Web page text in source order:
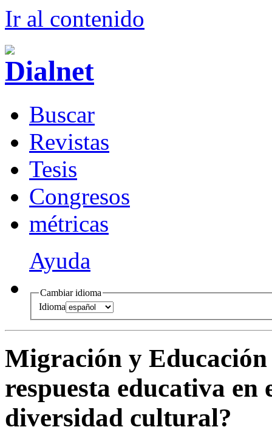
Ir al contenido
Buscar
Revistas
Tesis
Congresos
métricas
Ayuda
Cambiar idioma
Idioma
Migración y Educación
respuesta educativa en
diversidad cultural?